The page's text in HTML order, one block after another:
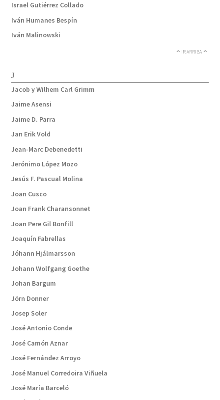
Israel Gutiérrez Collado
Iván Humanes Bespín
Iván Malinowski
IR ARRIBA
J
Jacob y Wilhem Carl Grimm
Jaime Asensi
Jaime D. Parra
Jan Erik Vold
Jean-Marc Debenedetti
Jerónimo López Mozo
Jesús F. Pascual Molina
Joan Cusco
Joan Frank Charansonnet
Joan Pere Gil Bonfill
Joaquín Fabrellas
Jóhann Hjálmarsson
Johann Wolfgang Goethe
Johan Bargum
Jörn Donner
Josep Soler
José Antonio Conde
José Camón Aznar
José Fernández Arroyo
José Manuel Corredoira Viñuela
José María Barceló